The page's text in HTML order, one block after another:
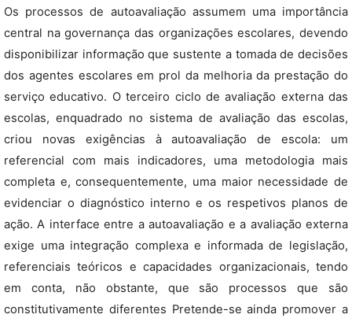
Os processos de autoavaliação assumem uma importância
central na governança das organizações escolares, devendo
disponibilizar informação que sustente a tomada de decisões
dos agentes escolares em prol da melhoria da prestação do
serviço educativo. O terceiro ciclo de avaliação externa das
escolas, enquadrado no sistema de avaliação das escolas,
criou novas exigências à autoavaliação de escola: um
referencial com mais indicadores, uma metodologia mais
completa e, consequentemente, uma maior necessidade de
evidenciar o diagnóstico interno e os respetivos planos de
ação. A interface entre a autoavaliação e a avaliação externa
exige uma integração complexa e informada de legislação,
referenciais teóricos e capacidades organizacionais, tendo
em conta, não obstante, que são processos que são
constitutivamente diferentes Pretende-se ainda promover a